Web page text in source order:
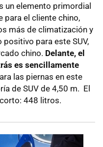
un elemento primordial
para el cliente chino,
más de climatización y
para este SUV,
chino. Delante, el
es sencillamente
las piernas en este
de SUV de 4,50 m. El
448 litros.